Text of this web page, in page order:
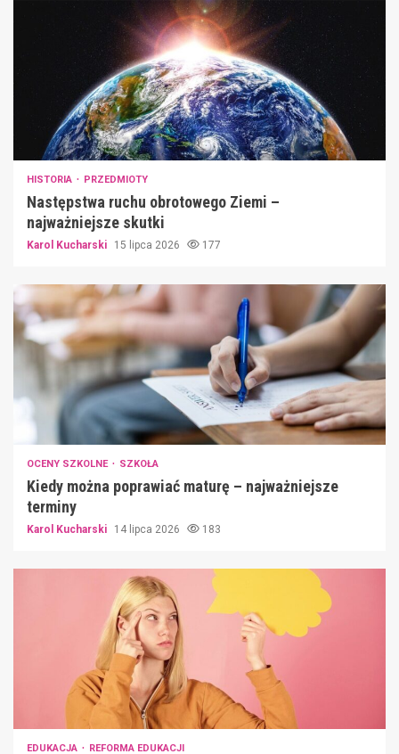
HISTORIA PRZEDMIOTY
Następstwa ruchu obrotowego Ziemi –
najważniejsze skutki
Karol Kucharski 15 lipca 2026 177
OCENY SZKOLNE SZKOŁA
Kiedy można poprawiać maturę – najważniejsze
terminy
Karol Kucharski 14 lipca 2026 183
EDUKACJA REFORMA EDUKACJI